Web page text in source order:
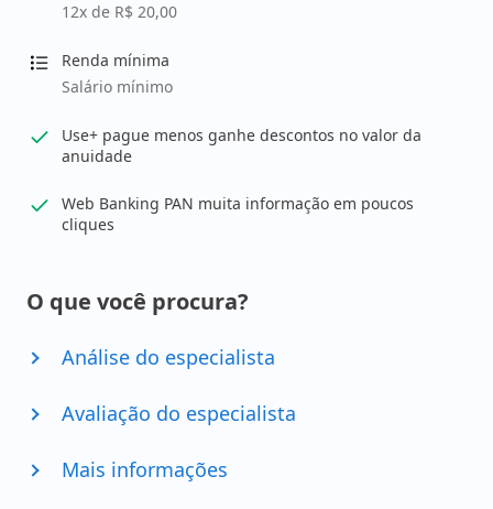
12x de R$ 20,00
Renda mínima
Salário mínimo
Use+ pague menos ganhe descontos no valor da
anuidade
Web Banking PAN muita informação em poucos
cliques
O que você procura?
Análise do especialista
Avaliação do especialista
Mais informações